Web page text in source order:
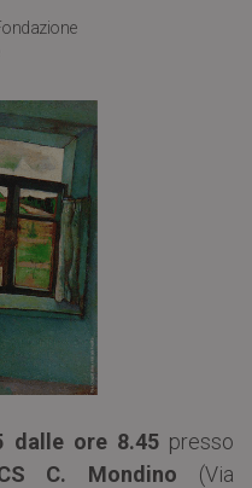
dalle ore 8.45presso
C. Mondino (Via